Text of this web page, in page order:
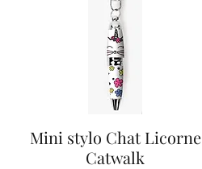
Visualização rápida
Mini stylo Chat Licorne
Catwalk